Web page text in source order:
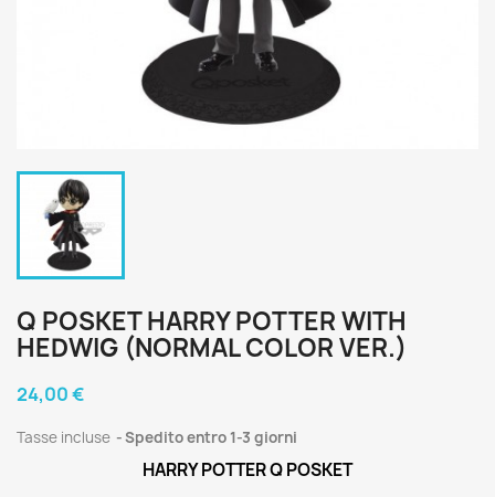
Q POSKET HARRY POTTER WITH
HEDWIG (NORMAL COLOR VER.)
24,00 €
Tasse incluse Spedito entro 1-3 giorni
HARRY POTTER Q POSKET